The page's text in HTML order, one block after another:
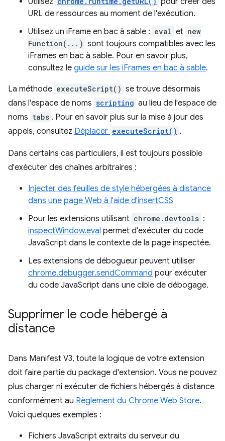
URL de ressources au moment de l'exécution.
Utilisez un iFrame en bac à sable : eval et new
Function(...) sont toujours compatibles avec les
iFrames en bac à sable. Pour en savoir plus,
consultez le guide sur les iFrames en bac à sable.
La méthode executeScript() se trouve désormais
dans l'espace de noms scripting au lieu de l'espace de
noms tabs . Pour en savoir plus sur la mise à jour des
appels, consultez Déplacer executeScript() .
Dans certains cas particuliers, il est toujours possible
d'exécuter des chaînes arbitraires :
Injecter des feuilles de style hébergées à distance
dans une page Web à l'aide d'insertCSS
Pour les extensions utilisant chrome.devtools :
inspectWindow.eval permet d'exécuter du code
JavaScript dans le contexte de la page inspectée.
Les extensions de débogueur peuvent utiliser
chrome.debugger.sendCommand pour exécuter
du code JavaScript dans une cible de débogage.
Supprimer le code hébergé à
distance
Dans Manifest V3, toute la logique de votre extension
doit faire partie du package d'extension. Vous ne pouvez
plus charger ni exécuter de fichiers hébergés à distance
conformément au Règlement du Chrome Web Store.
Voici quelques exemples :
Fichiers JavaScript extraits du serveur du